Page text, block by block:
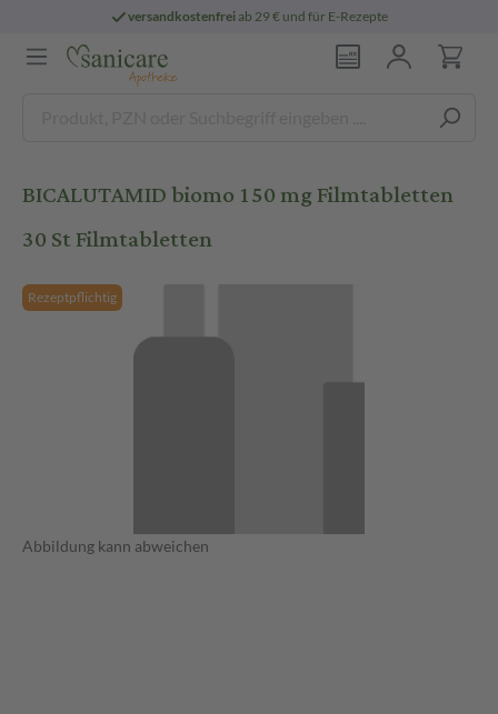
versandkostenfreiab 29 € und für E-Rezepte
BICALUTAMID biomo 150 mg Filmtabletten
30 St Filmtabletten
Rezeptpflichtig
Abbildung kann abweichen